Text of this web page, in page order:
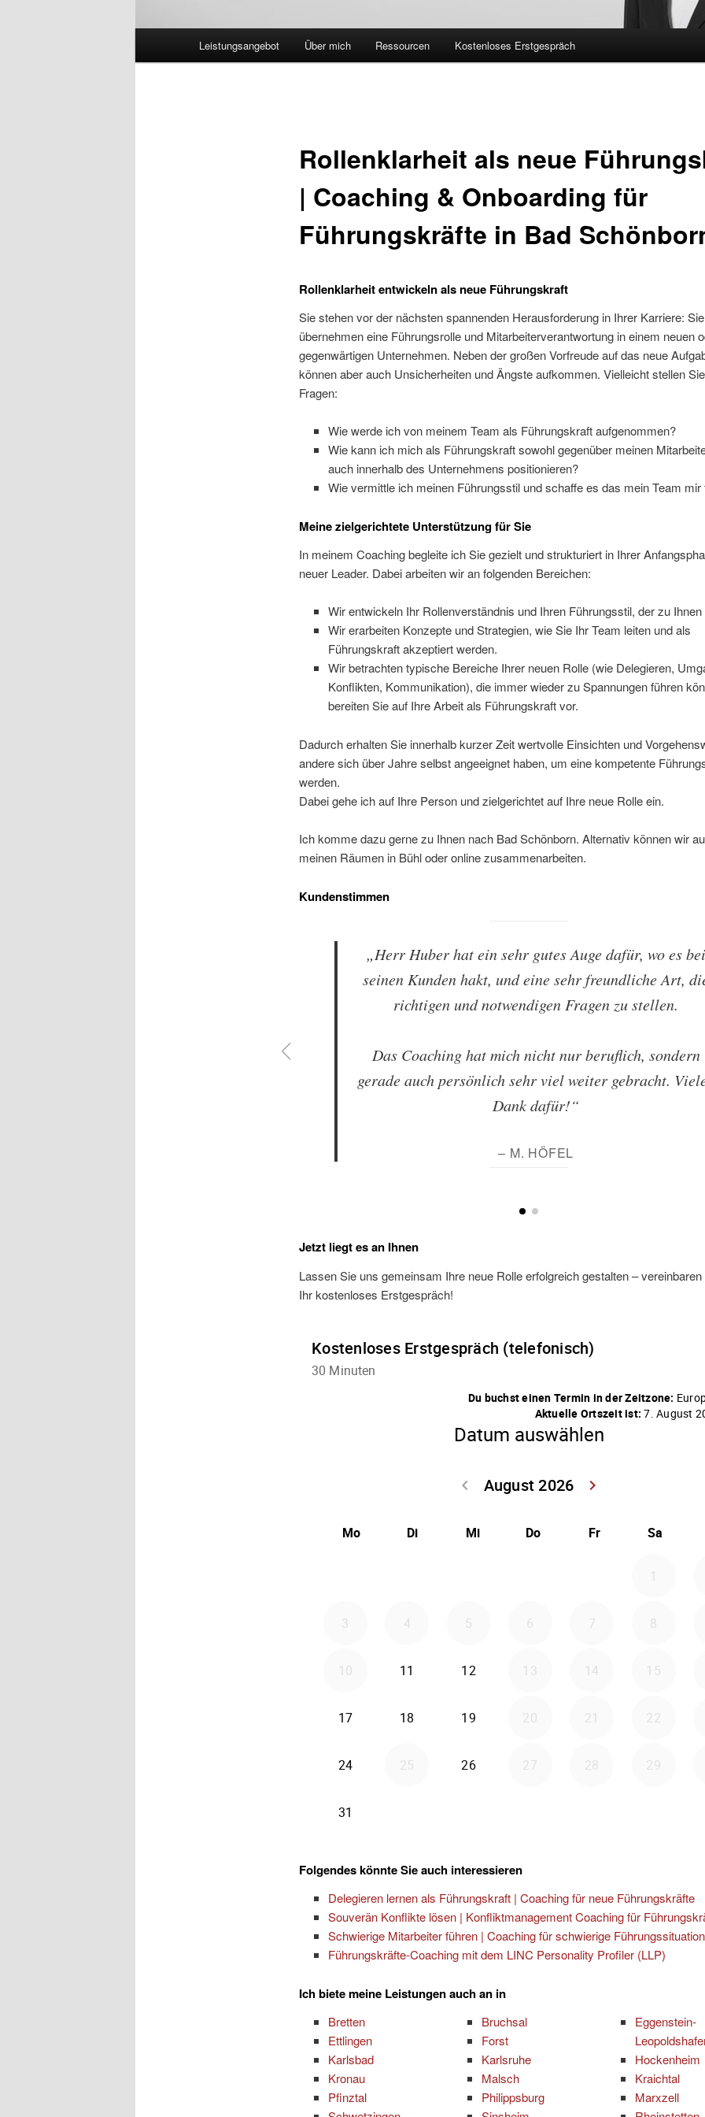
Leistungsangebot Über mich Ressourcen Kostenloses Erstgespräch
Rollenklarheit als neue
| Coaching & Onboarding für
Führungskräfte in Bad
Rollenklarheit entwickeln als neue Führungskraft
Sie stehen vor der nächsten spannenden Herausforderung in Ihrer Karriere: Sie
übernehmen eine Führungsrolle und Mitarbeiterverantwortung in einem neuen
gegenwärtigen Unternehmen. Neben der großen Vorfreude auf das neue
können aber auch Unsicherheiten und Ängste aufkommen. Vielleicht stellen
Fragen:
Wie werde ich von meinem Team als Führungskraft aufgenommen?
Wie kann ich mich als Führungskraft sowohl gegenüber meinen
auch innerhalb des Unternehmens positionieren?
Wie vermittle ich meinen Führungsstil und schaffe es das mein Team mir
Meine zielgerichtete Unterstützung für Sie
In meinem Coaching begleite ich Sie gezielt und strukturiert in Ihrer
neuer Leader. Dabei arbeiten wir an folgenden Bereichen:
Wir entwickeln Ihr Rollenverständnis und Ihren Führungsstil, der zu
Wir erarbeiten Konzepte und Strategien, wie Sie Ihr Team leiten und als
Führungskraft akzeptiert werden.
Wir betrachten typische Bereiche Ihrer neuen Rolle (wie Delegieren,
Konflikten, Kommunikation), die immer wieder zu Spannungen führen
bereiten Sie auf Ihre Arbeit als Führungskraft vor.
Dadurch erhalten Sie innerhalb kurzer Zeit wertvolle Einsichten und
andere sich über Jahre selbst angeeignet haben, um eine kompetente
werden.
Dabei gehe ich auf Ihre Person und zielgerichtet auf Ihre neue Rolle ein.
Ich komme dazu gerne zu Ihnen nach Bad Schönborn. Alternativ können wir
meinen Räumen in Bühl oder online zusammenarbeiten.
Kundenstimmen
„Herr Huber hat ein sehr gutes Auge dafür, wo es bei
seinen Kunden hakt, und eine sehr freundliche Art,
richtigen und notwendigen Fragen zu stellen.
Das Coaching hat mich nicht nur beruflich, sondern
gerade auch persönlich sehr viel weiter gebracht.
Dank dafür!“
– M. HÖFEL
Jetzt liegt es an Ihnen
Lassen Sie uns gemeinsam Ihre neue Rolle erfolgreich gestalten –
Ihr kostenloses Erstgespräch!
Folgendes könnte Sie auch interessieren
Delegieren lernen als Führungskraft | Coaching für neue Führungskräfte
Souverän Konflikte lösen | Konfliktmanagement Coaching für
Schwierige Mitarbeiter führen | Coaching für schwierige
Führungskräfte-Coaching mit dem LINC Personality Profiler (LLP)
Ich biete meine Leistungen auch an in
Bretten
Ettlingen
Karlsbad
Kronau
Pfinztal
Bruchsal
Forst
Karlsruhe
Malsch
Philippsburg
Eggenstein-
Hockenheim
Kraichtal
Marxzell